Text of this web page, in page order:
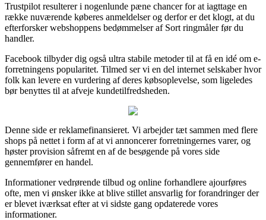
Trustpilot resulterer i nogenlunde pæne chancer for at iagttage en
række nuværende køberes anmeldelser og derfor er det klogt, at du
efterforsker webshoppens bedømmelser af Sort ringmåler før du
handler.
Facebook tilbyder dig også ultra stabile metoder til at få en idé om e-
forretningens popularitet. Tilmed ser vi en del internet selskaber hvor
folk kan levere en vurdering af deres købsoplevelse, som ligeledes
bør benyttes til at afveje kundetilfredsheden.
Denne side er reklamefinansieret. Vi arbejder tæt sammen med flere
shops på nettet i form af at vi annoncerer forretningernes varer, og
høster provision såfremt en af de besøgende på vores side
gennemfører en handel.
Informationer vedrørende tilbud og online forhandlere ajourføres
ofte, men vi ønsker ikke at blive stillet ansvarlig for forandringer der
er blevet iværksat efter at vi sidste gang opdaterede vores
informationer.